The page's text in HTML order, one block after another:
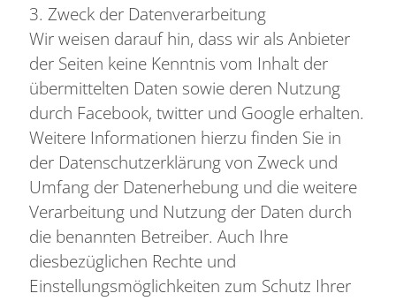
3. Zweck der Datenverarbeitung
Wir weisen darauf hin, dass wir als Anbieter
der Seiten keine Kenntnis vom Inhalt der
übermittelten Daten sowie deren Nutzung
durch Facebook, twitter und Google erhalten.
Weitere Informationen hierzu finden Sie in
der Datenschutzerklärung von Zweck und
Umfang der Datenerhebung und die weitere
Verarbeitung und Nutzung der Daten durch
die benannten Betreiber. Auch Ihre
diesbezüglichen Rechte und
Einstellungsmöglichkeiten zum Schutz Ihrer